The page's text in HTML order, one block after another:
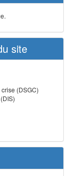
site
(DSGC)